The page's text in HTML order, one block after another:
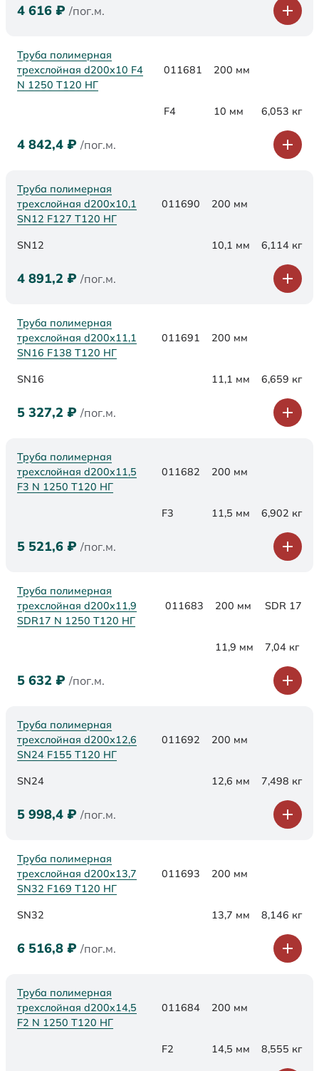
4 616 ₽ /пог.м.
Труба полимерная
трехслойная d200x10 F4
N 1250 Т120 НГ
011681 200 мм
F4 10 мм 6,053 кг
4 842,4 ₽ /пог.м.
Труба полимерная
трехслойная d200х10,1
SN12 F127 Т120 НГ
011690 200 мм
SN12 10,1 мм 6,114 кг
4 891,2 ₽ /пог.м.
Труба полимерная
трехслойная d200х11,1
SN16 F138 Т120 НГ
011691 200 мм
SN16 11,1 мм 6,659 кг
5 327,2 ₽ /пог.м.
Труба полимерная
трехслойная d200x11,5
F3 N 1250 Т120 НГ
011682 200 мм
F3 11,5 мм 6,902 кг
5 521,6 ₽ /пог.м.
Труба полимерная
трехслойная d200x11,9
SDR17 N 1250 Т120 НГ
011683 200 мм SDR 17
11,9 мм 7,04 кг
5 632 ₽ /пог.м.
Труба полимерная
трехслойная d200х12,6
SN24 F155 Т120 НГ
011692 200 мм
SN24 12,6 мм 7,498 кг
5 998,4 ₽ /пог.м.
Труба полимерная
трехслойная d200х13,7
SN32 F169 Т120 НГ
011693 200 мм
SN32 13,7 мм 8,146 кг
6 516,8 ₽ /пог.м.
Труба полимерная
трехслойная d200x14,5
F2 N 1250 Т120 НГ
011684 200 мм
F2 14,5 мм 8,555 кг